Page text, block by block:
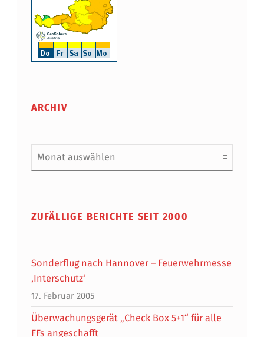
ARCHIV
Archiv
ZUFÄLLIGE BERICHTE SEIT 2000
Sonderflug nach Hannover – Feuerwehrmesse
‚Interschutz‘
17. Februar 2005
Überwachungsgerät „Check Box 5+1“ für alle
FFs angeschafft